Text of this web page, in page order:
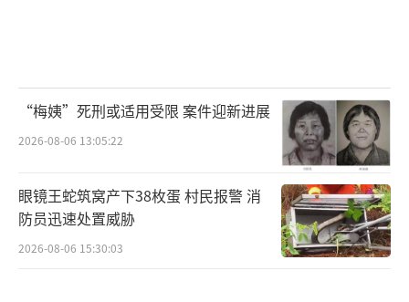
“梅姨”死刑或适用受限 案件迎新进展
2026-08-06 13:05:22
眼镜王蛇筑窝产下38枚蛋 村民报警 消
防员迅速处置威胁
2026-08-06 15:30:03